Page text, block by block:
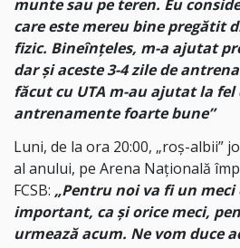
munte sau pe teren. Eu
care este mereu bine pregătit
fizic. Bineînțeles, m-a ajutat
dar și aceste 3-4 zile de
făcut cu UTA m-au ajutat la
antrenamente foarte bune”
Luni, de la ora 20:00, „roș-albii”
al anului, pe Arena Națională
FCSB: „Pentru noi va fi un meci
important, ca și orice meci,
urmează acum. Ne vom duce